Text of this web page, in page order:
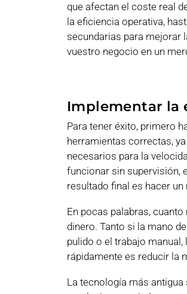
que afectan el coste real
la eficiencia operativa,
secundarias para mejorar
vuestro negocio en un
Implementar la
Para tener éxito, primero
herramientas correctas,
necesarios para la
funcionar sin supervisión,
resultado final es hacer
En pocas palabras,
dinero. Tanto si la mano
pulido o el trabajo
rápidamente es reducir la
La tecnología más